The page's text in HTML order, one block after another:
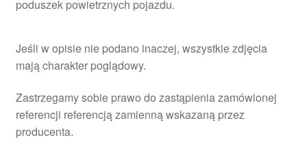
poduszek powietrznych pojazdu.
Jeśli w opisie nie podano inaczej, wszystkie zdjęcia
mają charakter poglądowy.
Zastrzegamy sobie prawo do zastąpienia zamówionej
referencji referencją zamienną wskazaną przez
producenta.